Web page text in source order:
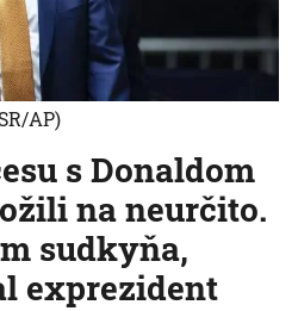
s Donaldom
na neurčito.
sudkyňa,
exprezident
AP)